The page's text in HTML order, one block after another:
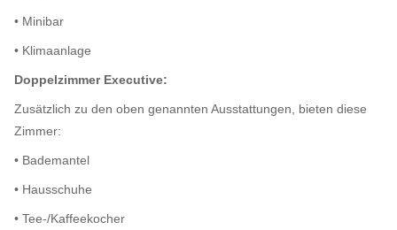
• Minibar
• Klimaanlage
Doppelzimmer Executive:
Zusätzlich zu den oben genannten Ausstattungen, bieten diese
Zimmer:
• Bademantel
• Hausschuhe
• Tee-/Kaffeekocher